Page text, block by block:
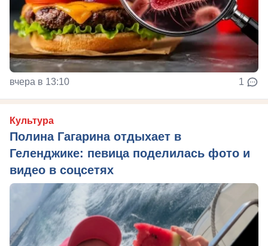
вчера в 13:10 1
Культура
Полина Гагарина отдыхает в
Геленджике: певица поделилась фото и
видео в соцсетях